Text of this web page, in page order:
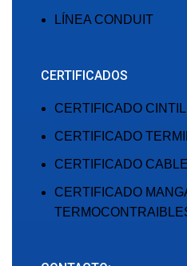
LÍNEA CONDUIT
CERTIFICADOS
CERTIFICADO
CERTIFICADO
CERTIFICADO
CERTIFICADO